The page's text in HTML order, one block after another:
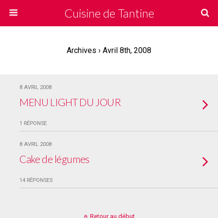
Cuisine de Tantine
Archives › Avril 8th, 2008
8 AVRIL 2008
MENU LIGHT DU JOUR
1 RÉPONSE
8 AVRIL 2008
Cake de légumes
14 RÉPONSES
Retour au début